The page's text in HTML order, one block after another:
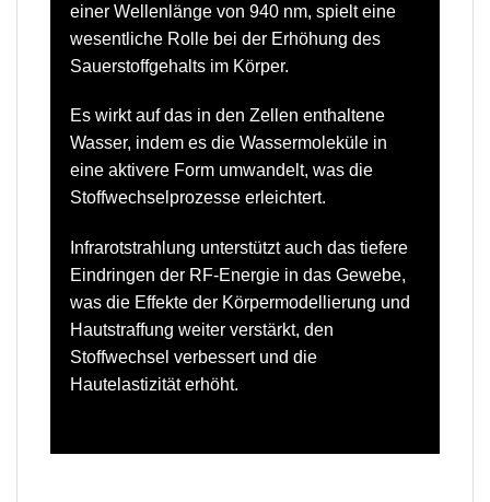
einer Wellenlängevon 940 nm, spielt eine
wesentliche Rolle bei der Erhöhung des
Sauerstoffgehalts im Körper.
Es wirkt auf das in den Zellen enthaltene
Wasser, indem es die Wassermoleküle in
eine aktivere Form umwandelt, was die
Stoffwechselprozesse erleichtert.
Infrarotstrahlung unterstützt auch das tiefere
Eindringen der RF-Energie in das Gewebe,
was die Effekte der Körpermodellierung und
Hautstraffung weiter verstärkt, den
Stoffwechsel verbessert und die
Hautelastizität erhöht.